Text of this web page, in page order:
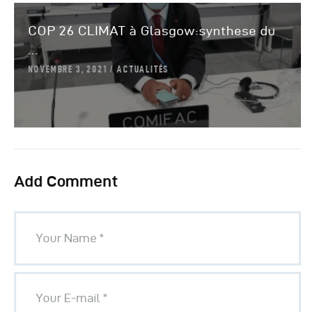
COP 26 CLIMAT à Glasgow:synthese du
...
NOVEMBRE 3, 2021 ACTUALITÉS
Add Comment